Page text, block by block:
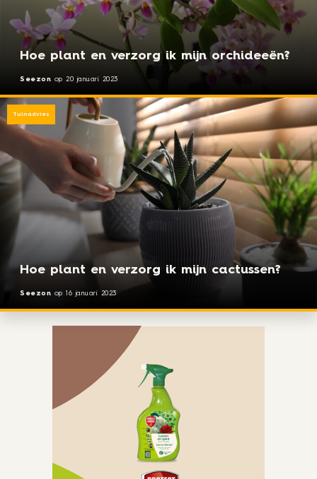
Hoe plant en verzorg ik mijn orchideeën?
Seezon op 20 januari 2023
Hoe plant en verzorg ik mijn cactussen?
Seezon op 16 januari 2023
Tuinadvies